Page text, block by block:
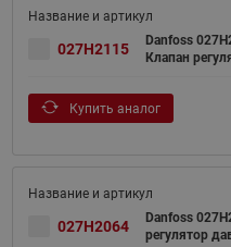
027H2115
Danfoss
Клапан
Купить аналог
027H2064
Danfoss
регулятор